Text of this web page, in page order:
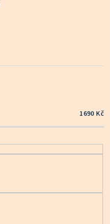
1690 Kč